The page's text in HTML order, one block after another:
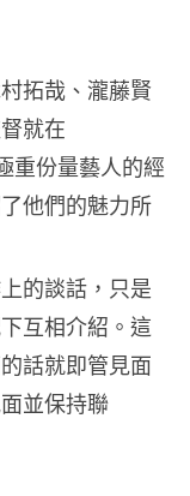
拓哉、瀧藤賢
就在
重份量藝人的經
他們的魅力所
的談話，只是
互相介紹。這
話就即管見面
並保持聯